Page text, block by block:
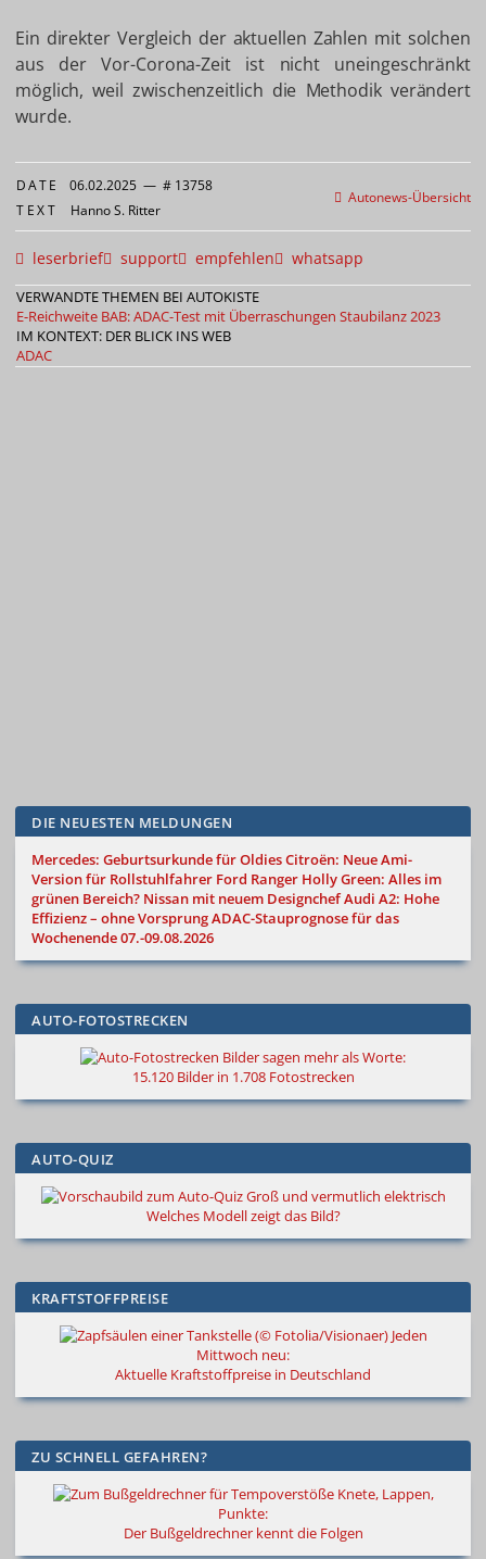
Ein direkter Vergleich der aktuellen Zahlen mit solchen
aus der Vor-Corona-Zeit ist nicht uneingeschränkt
möglich, weil zwischenzeitlich die Methodik verändert
wurde.
Autonews-Übersicht
DATE 06.02.2025 — # 13758
TEXT Hanno S. Ritter
leserbrief support empfehlen whatsapp
VERWANDTE THEMEN BEI AUTOKISTE
E-Reichweite BAB: ADAC-Test mit Überraschungen Staubilanz 2023
IM KONTEXT: DER BLICK INS WEB
ADAC
DIE NEUESTEN MELDUNGEN
Mercedes: Geburtsurkunde für OldiesCitroën: Neue Ami-
Version für Rollstuhlfahrer Ford Ranger Holly Green: Alles im
grünen Bereich? Nissan mit neuem DesignchefAudi A2: Hohe
Effizienz – ohne VorsprungADAC-Stauprognose für das
Wochenende 07.-09.08.2026
AUTO-FOTOSTRECKEN
Bilder sagen mehr als Worte:
15.120 Bilder in 1.708 Fotostrecken
AUTO-QUIZ
Groß und vermutlich elektrisch
Welches Modell zeigt das Bild?
KRAFTSTOFFPREISE
Jeden
Mittwoch neu:
Aktuelle Kraftstoffpreise in Deutschland
ZU SCHNELL GEFAHREN?
Knete, Lappen,
Punkte:
Der Bußgeldrechner kennt die Folgen